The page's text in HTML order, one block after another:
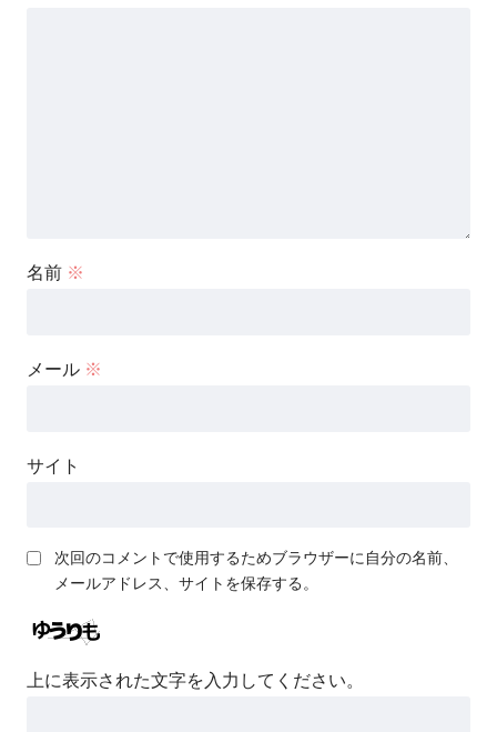
名前 ※
メール ※
サイト
次回のコメントで使用するためブラウザーに自分の名前、
メールアドレス、サイトを保存する。
上に表示された文字を入力してください。